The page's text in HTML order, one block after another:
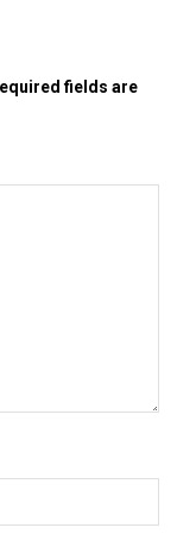
हुए त किछु
fields are